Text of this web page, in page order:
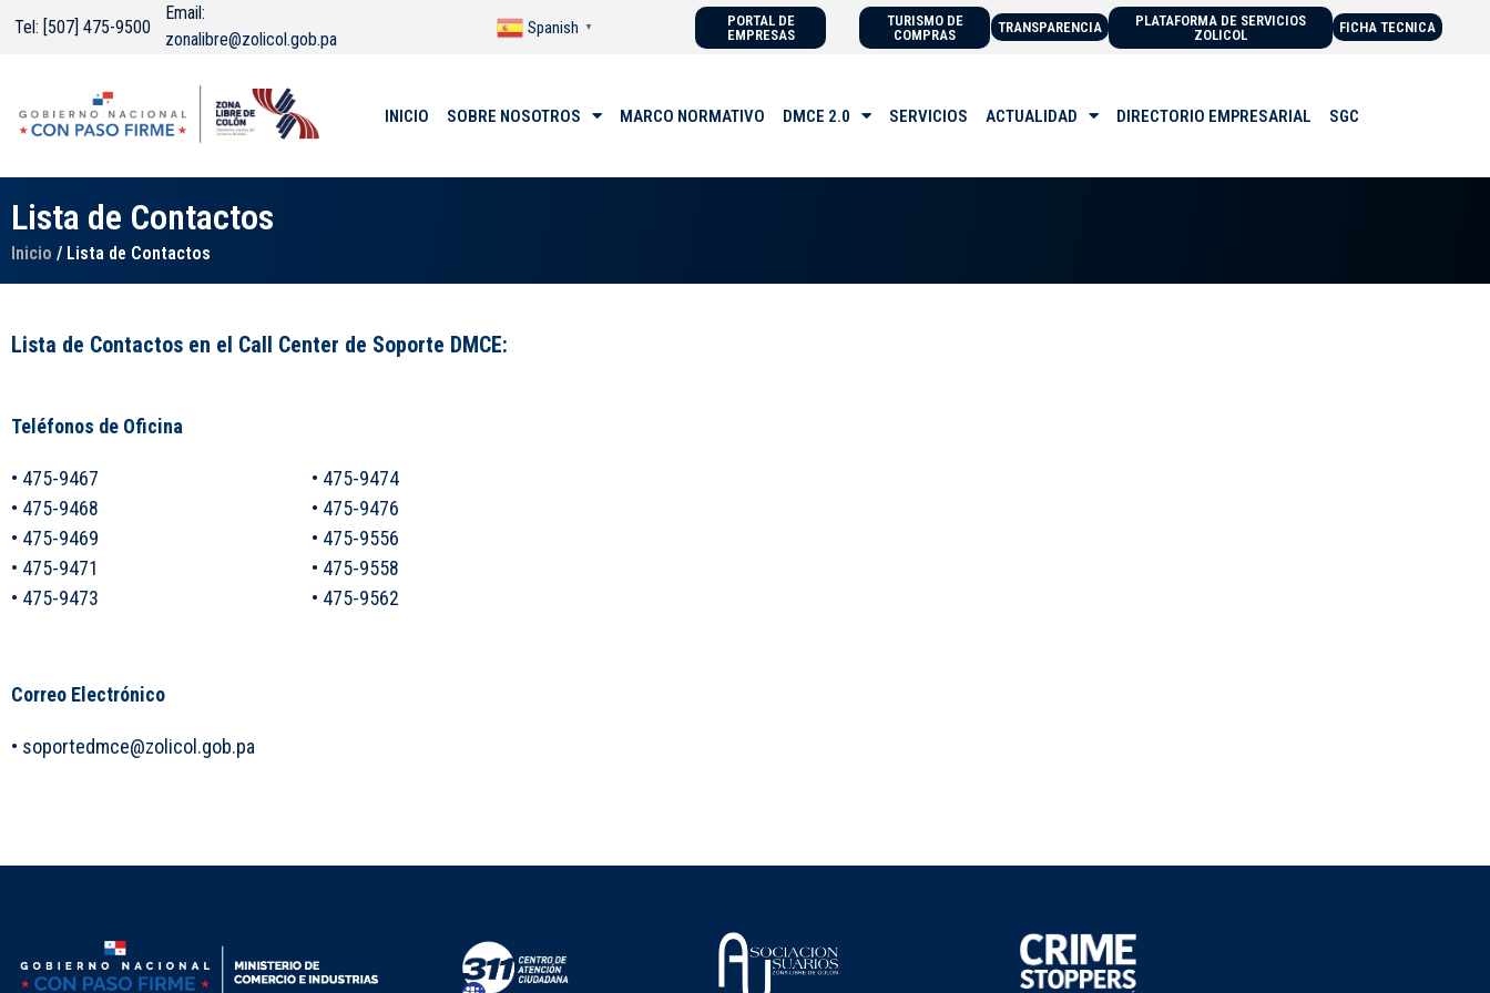
Tel: [507] 475-9500
Email:
zonalibre@zolicol.gob.pa
Spanish ▼
PORTAL DE
EMPRESAS
TURISMO DE
COMPRAS
TRANSPARENCIA
PLATAFORMA DE SERVICIOS
ZOLICOL
FICHA TECNICA
INICIO SOBRE NOSOTROS MARCO NORMATIVO DMCE 2.0 SERVICIOS ACTUALIDAD DIRECTORIO EMPRESARIAL SGC
Lista de Contactos
Inicio / Lista de Contactos
Lista de Contactos en el Call Center de Soporte DMCE:
Teléfonos de Oficina
• 475-9467
• 475-9468
• 475-9469
• 475-9471
• 475-9473
• 475-9474
• 475-9476
• 475-9556
• 475-9558
• 475-9562
Correo Electrónico
• soportedmce@zolicol.gob.pa